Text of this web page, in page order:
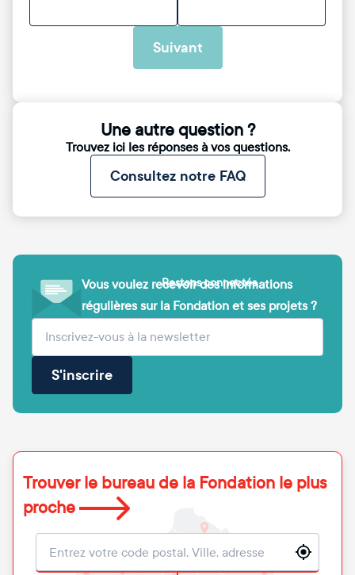
Suivant
Une autre question ?
Trouvez ici les réponses à vos questions.
Consultez notre FAQ
Vous voulez recevoir des informations
régulières sur la Fondation et ses projets ?
Votre adresse e-mail (obligatoire)
S'inscrire
Restons connectés
Trouver le bureau de la Fondation le plus
proche
Localisation